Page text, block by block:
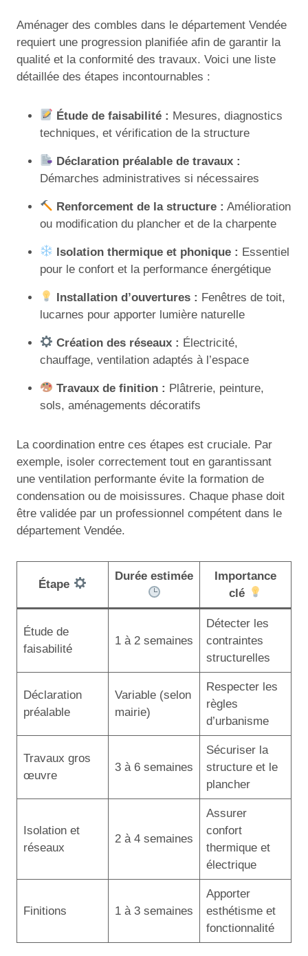
Aménager des combles dans le département Vendée
requiert une progression planifiée afin de garantir la
qualité et la conformité des travaux. Voici une liste
détaillée des étapes incontournables :
Étude de faisabilité : Mesures, diagnostics
techniques, et vérification de la structure
Déclaration préalable de travaux :
Démarches administratives si nécessaires
Renforcement de la structure : Amélioration
ou modification du plancher et de la charpente
Isolation thermique et phonique : Essentiel
pour le confort et la performance énergétique
Installation d’ouvertures : Fenêtres de toit,
lucarnes pour apporter lumière naturelle
Création des réseaux : Électricité,
chauffage, ventilation adaptés à l’espace
Travaux de finition : Plâtrerie, peinture,
sols, aménagements décoratifs
La coordination entre ces étapes est cruciale. Par
exemple, isoler correctement tout en garantissant
une ventilation performante évite la formation de
condensation ou de moisissures. Chaque phase doit
être validée par un professionnel compétent dans le
département Vendée.
Étape
Durée estimée
Importance
clé
Étude de
faisabilité
1 à 2 semaines
Détecter les
contraintes
structurelles
Déclaration
préalable
Variable (selon
mairie)
Respecter les
règles
d’urbanisme
Travaux gros
œuvre
3 à 6 semaines
Sécuriser la
structure et le
plancher
Isolation et
réseaux
2 à 4 semaines
Assurer
confort
thermique et
électrique
Finitions 1 à 3 semaines
Apporter
esthétisme et
fonctionnalité